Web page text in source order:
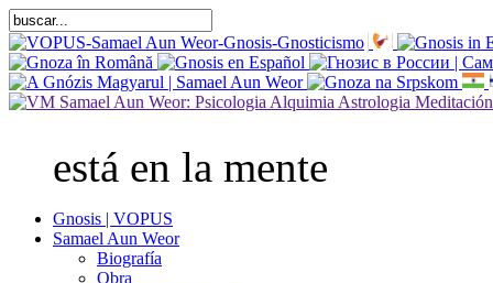
está en la mente
Gnosis | VOPUS
Samael Aun Weor
Biografía
Obra